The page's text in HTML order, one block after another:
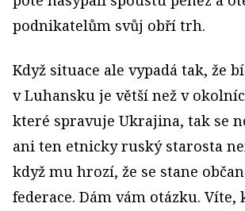
podnikatelům svůj obří trh.
Když situace ale vypadá tak, že
v Luhansku je větší než v
které spravuje Ukrajina, tak se
ani ten etnicky ruský starosta
když mu hrozí, že se stane
federace. Dám vám otázku. Víte,